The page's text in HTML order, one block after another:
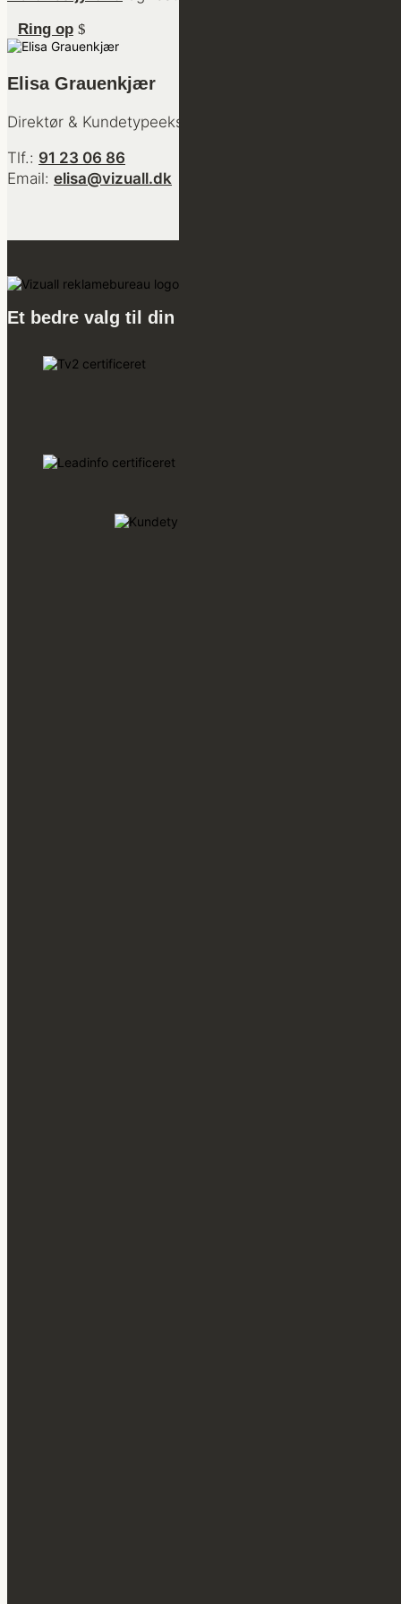
Ring op
Elisa Grauenkjær
Direktør & Kundetypeekspert
Tlf.: 91 23 06 86
Email: elisa@vizuall.dk
Et bedre valg til din markedsføring.